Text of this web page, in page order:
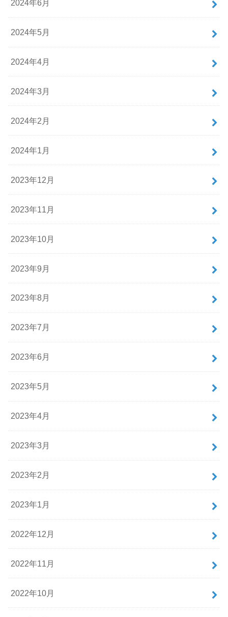
2024年6月
2024年5月
2024年4月
2024年3月
2024年2月
2024年1月
2023年12月
2023年11月
2023年10月
2023年9月
2023年8月
2023年7月
2023年6月
2023年5月
2023年4月
2023年3月
2023年2月
2023年1月
2022年12月
2022年11月
2022年10月